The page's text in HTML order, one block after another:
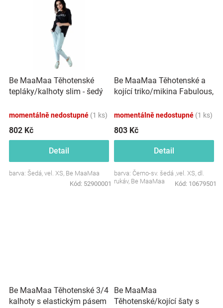
Be MaaMaa Těhotenské
tepláky/kalhoty slim - šedý
momentálně nedostupné (1 ks)
802 Kč
Detail
barva: Šedá, vel. XS, Be MaaMaa
Kód: 52900001
Be MaaMaa Těhotenské a
kojící triko/mikina Fabulous,
vel. XS
momentálně nedostupné (1 ks)
803 Kč
Detail
barva: Černo-sv. šedá ,vel. XS, dl.
rukáv, Be MaaMaa
Kód: 10679501
Be MaaMaa Těhotenské 3/4
kalhoty s elastickým pásem
Be MaaMaa
Těhotenské/kojící šaty s